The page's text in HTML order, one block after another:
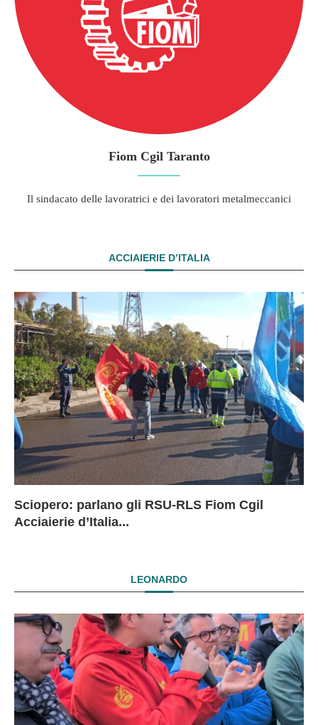
Fiom Cgil Taranto
Il sindacato delle lavoratrici e dei lavoratori metalmeccanici
ACCIAIERIE D’ITALIA
Sciopero: parlano gli RSU-RLS Fiom Cgil
Acciaierie d’Italia...
LEONARDO